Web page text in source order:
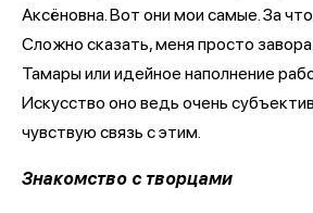
Аксёновна. Вот они мои самые. За
Сложно сказать, меня просто
Тамары или идейное наполнение
Искусство оно ведь очень
чувствую связь с этим.
Знакомство с творцами